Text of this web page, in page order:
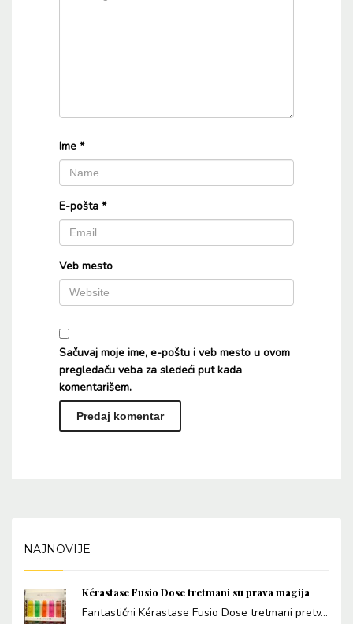
Ime *
E-pošta *
Veb mesto
Sačuvaj moje ime, e-poštu i veb mesto u ovom
pregledaču veba za sledeći put kada
komentarišem.
NAJNOVIJE
Kérastase Fusio Dose tretmani su prava magija
Fantastični Kérastase Fusio Dose tretmani pretv...